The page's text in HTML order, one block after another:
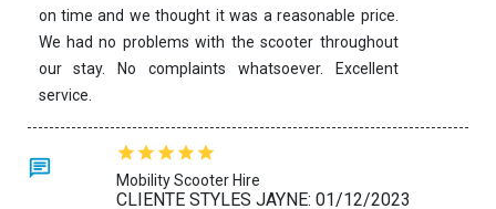
on time and we thought it was a reasonable price.
We had no problems with the scooter throughout
our stay. No complaints whatsoever. Excellent
service.
Mobility Scooter Hire
CLIENTE STYLES JAYNE: 01/12/2023